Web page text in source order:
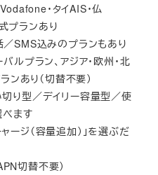
・タイAIS・仏
プランあり
SMS込みのプランもあり
ルプラン、アジア・欧州・北
ンあり（切替不要）
り型／デイリー容量型／使
ます
ージ（容量追加）」を選ぶだ
切替不要）